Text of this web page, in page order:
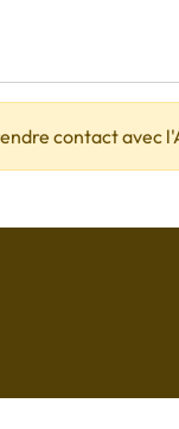
contact avec